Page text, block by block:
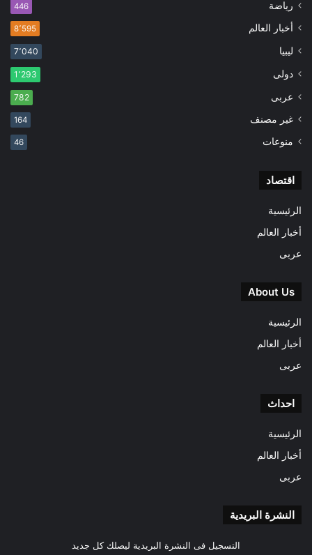
رياضة 446
أخبار العالم 8٬595
ليبيا 7٬040
دولى 1٬293
عربى 782
غير مصنف 164
منوعات 46
اقتصاد
الرئيسية
أخبار العالم
عربى
About Us
الرئيسية
أخبار العالم
عربى
احداث
الرئيسية
أخبار العالم
عربى
النشرة البريدية
التسجيل فى النشرة البريدية ليصلك كل جديد